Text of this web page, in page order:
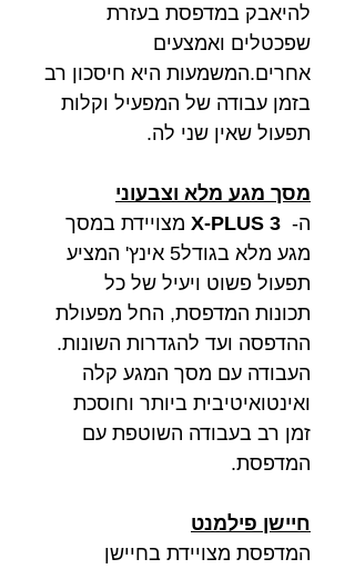
להיאבק במדפסת בעזרת
שפכטלים ואמצעים
אחרים.המשמעות היא חיסכון רב
בזמן עבודה של המפעיל וקלות
תפעול שאין שני לה.
מסך מגע מלא וצבעוני
ה- X-PLUS 3 מצויידת במסך
מגע מלא בגודל5 אינץ' המציע
תפעול פשוט ויעיל של כל
תכונות המדפסת, החל מפעולת
ההדפסה ועד להגדרות השונות.
העבודה עם מסך המגע קלה
ואינטואיטיבית ביותר וחוסכת
זמן רב בעבודה השוטפת עם
המדפסת.
חיישן פילמנט
המדפסת מצויידת בחיישן